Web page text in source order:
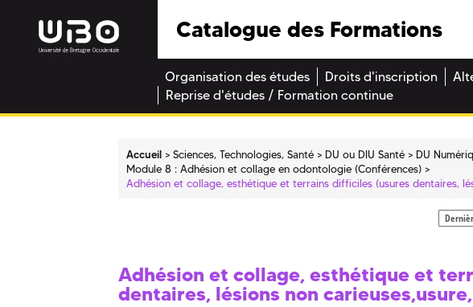
Catalogue des Formations
Organisation des études Droits d'inscription
Reprise d'études / Formation continue
Accueil Sciences, Technologies, Santé DU ou DIU Santé
DU
Module 8 : Adhésion et collage en odontologie (Conférences)
Adhésion et collage, esthétique et terrains difficiles (usures dentaires,
Adhésion et collage, esthétique et
dentaires, lésions non